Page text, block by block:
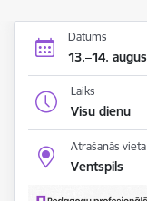
Datums
13.–14.
Laiks
Visu dienu
Atrašanās vieta
Ventspils